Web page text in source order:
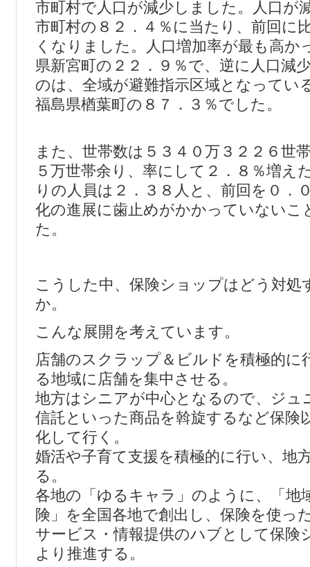
市町村で人口が減少しました。人口が
市町村の８２．４％に当たり、前回に
くなりました。人口増加率が最も高か
県新宮町の２２．９％で、逆に人口減
のは、全域が避難指示区域となってい
福島県楢葉町の８７．３％でした。
また、世帯数は５３４０万３２２６世
５万世帯余り、率にして２．８％増え
りの人員は２．３８人と、前回を０．
化の進展に歯止めがかかっていないこ
た。
こうした中、保険ショップはどう対処
か。
こんな展開を考えています。
店舗のスクラップ＆ビルドを積極的に
る地域に店舗を集中させる。
地方はシニアが中心となるので、ジュ
信託といった商品を斡旋するなど保険
化して行く。
婚活や子育て支援を積極的に行い、地
る。
各地の「ゆるキャラ」のように、「地
険」を全国各地で創出し、保険を使っ
サービス・情報提供のハブとして保険
より推進する。